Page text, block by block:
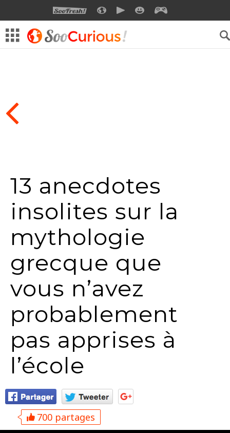
SOOFRESHSOOCURIOUSSOOMOTION
SOOSMILE
13 anecdotes
insolites sur la
mythologie
grecque que
vous n’avez
probablement
pas apprises à
l’école
700 partages